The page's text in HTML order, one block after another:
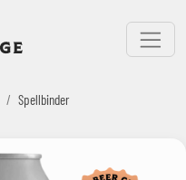
Bruxelles Beer Challenge
Menu
Spellbinder